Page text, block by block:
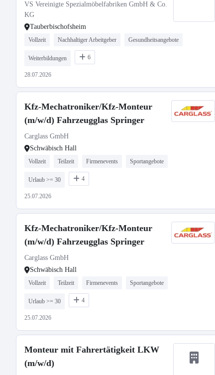
VS Vereinigte Spezialmöbelfabriken GmbH & Co.
KG
Tauberbischofsheim
Vollzeit Nachhaltiger Arbeitgeber Gesundheitsangebote
Weiterbildungen 6
28.07.2026
Kfz-Mechatroniker/Kfz-Monteur
(m/w/d) Fahrzeugglas Springer
Carglass GmbH
Schwäbisch Hall
Vollzeit Teilzeit Firmenevents Sportangebote
Urlaub >= 30 4
25.07.2026
Kfz-Mechatroniker/Kfz-Monteur
(m/w/d) Fahrzeugglas Springer
Carglass GmbH
Schwäbisch Hall
Vollzeit Teilzeit Firmenevents Sportangebote
Urlaub >= 30 4
25.07.2026
Monteur mit Fahrertätigkeit LKW
(m/w/d)